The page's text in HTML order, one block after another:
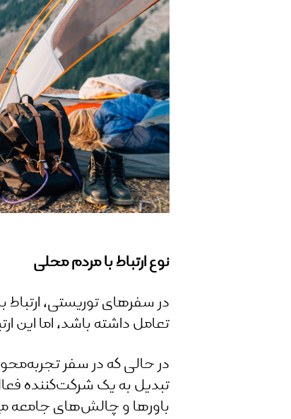
نوع ارتباط با مردم محلی
در سفرهای توریستی،
تعامل داشته باشد، اما این
در حالی که در سفر
تبدیل به یک شرکت‌کننده
باورها و چالش‌های جامعه